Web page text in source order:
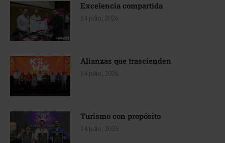
Excelencia compartida
14 julio, 2026
Alianzas que trascienden
14 julio, 2026
Turismo con propósito
14 julio, 2026